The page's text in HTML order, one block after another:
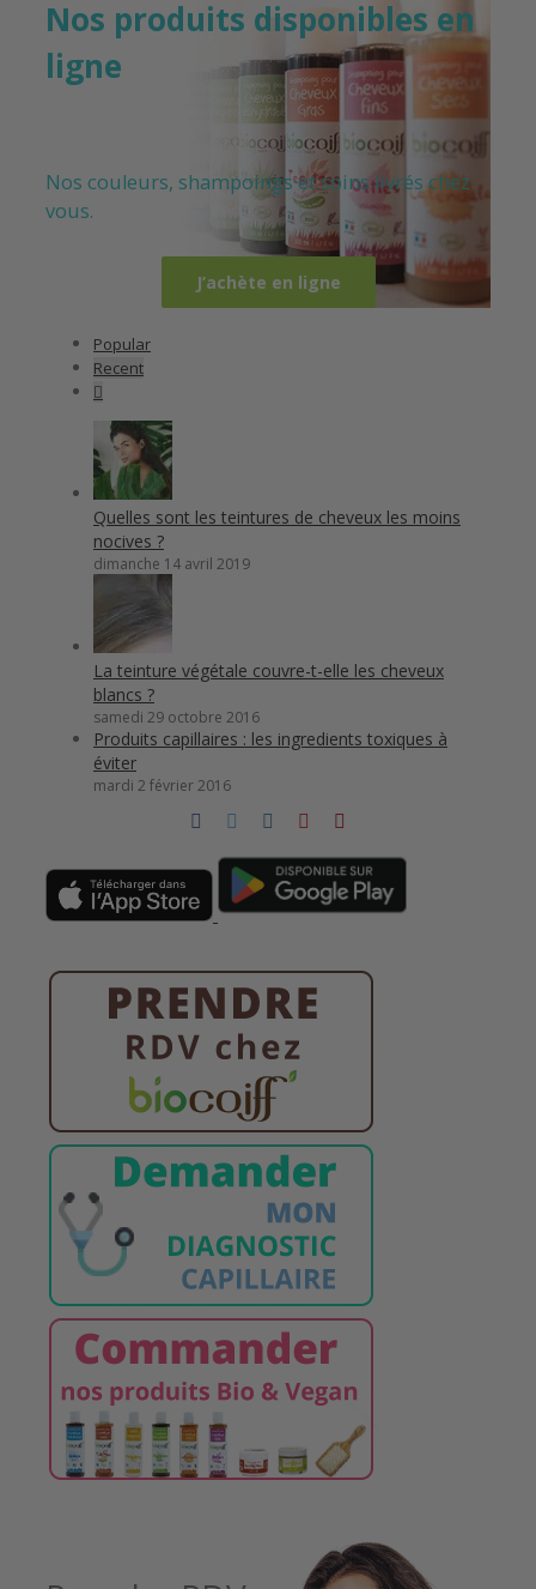
Nos produits disponibles en
ligne
Nos couleurs, shampoings et soins livrés chez
vous.
J’achète en ligne
Popular
Recent
Quelles sont les teintures de cheveux les moins
nocives ?
dimanche 14 avril 2019
La teinture végétale couvre-t-elle les cheveux
blancs ?
samedi 29 octobre 2016
Produits capillaires : les ingredients toxiques à
éviter
mardi 2 février 2016